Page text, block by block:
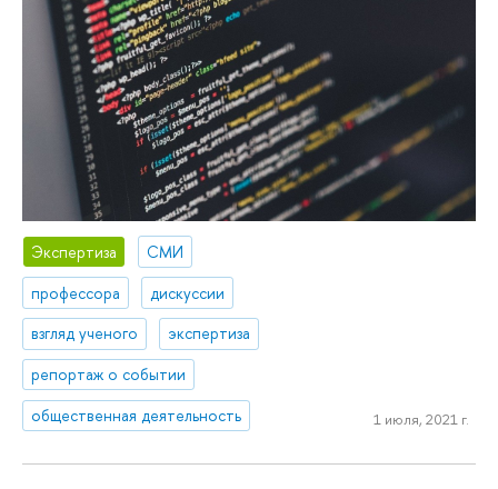
Экспертиза
СМИ
профессора
дискуссии
взгляд ученого
экспертиза
репортаж о событии
общественная деятельность
1 июля, 2021 г.